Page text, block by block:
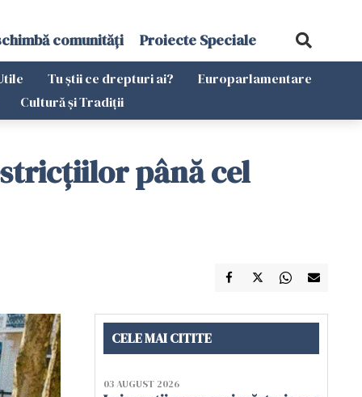
comunități Proiecte Speciale
Tu știi ce drepturi ai?
Europarlamentare
Cultură și Tradiții
până cel
CELE MAI CITITE
03 AUGUST 2026